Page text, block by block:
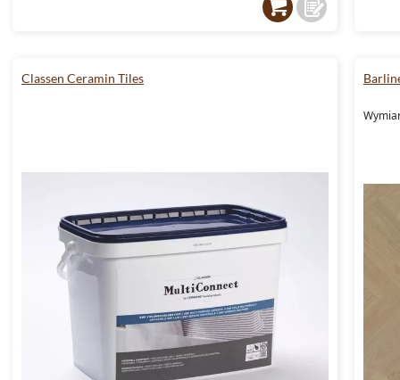
Classen Ceramin Tiles